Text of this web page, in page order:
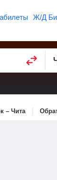
Ж/Д
– Чита